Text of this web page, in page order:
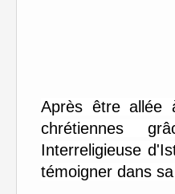
Après être allée
chrétiennes
Interreligieuse
témoigner dans